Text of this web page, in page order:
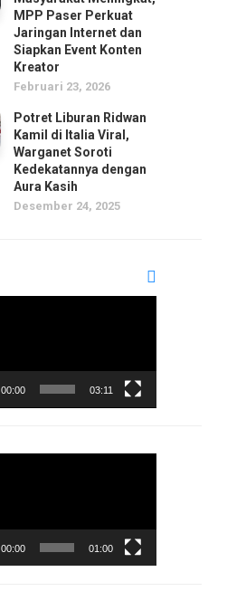
MPP Paser Perkuat
Jaringan Internet dan
Siapkan Event Konten
Kreator
Februari 23, 2026
Potret Liburan Ridwan
Kamil di Italia Viral,
Warganet Soroti
Kedekatannya dengan
Aura Kasih
Desember 24, 2025
00:00 03:11
00:00 01:00